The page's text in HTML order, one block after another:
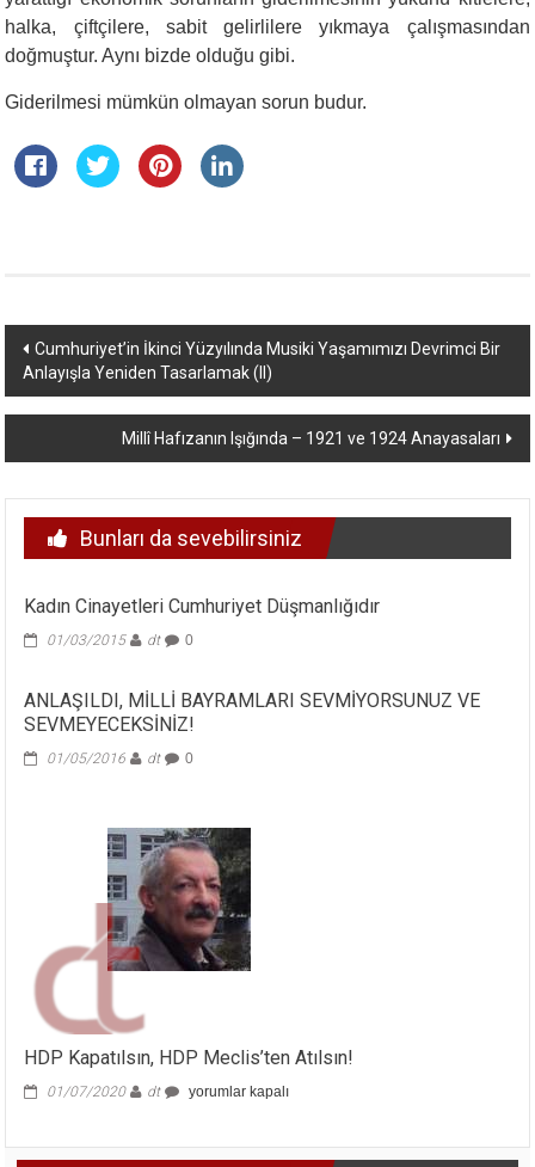
halka, çiftçilere, sabit gelirlilere yıkmaya çalışmasından
doğmuştur. Aynı bizde olduğu gibi.
Giderilmesi mümkün olmayan sorun budur.
Yazı
dolaşımı
Cumhuriyet’in İkinci Yüzyılında Musiki Yaşamımızı Devrimci Bir
Anlayışla Yeniden Tasarlamak (II)
Millî Hafızanın Işığında – 1921 ve 1924 Anayasaları
Bunları da sevebilirsiniz
Kadın Cinayetleri Cumhuriyet Düşmanlığıdır
01/03/2015 dt 0
ANLAŞILDI, MİLLİ BAYRAMLARI SEVMİYORSUNUZ VE
SEVMEYECEKSİNİZ!
01/05/2016 dt 0
HDP Kapatılsın, HDP Meclis’ten Atılsın!
01/07/2020 dt
HDP
yorumlar kapalı